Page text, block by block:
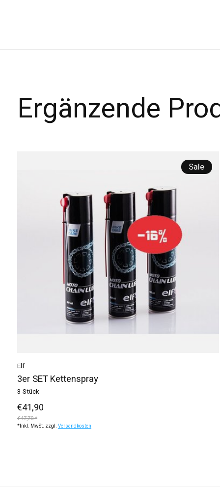
Ergänzende
Sale
Elf
3er SET Kettenspray
3 Stück
€41,90
€47,70 *
*Inkl. MwSt. zzgl. Versandkosten